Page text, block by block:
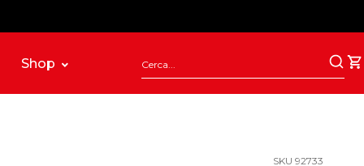
Shop
SKU 92733